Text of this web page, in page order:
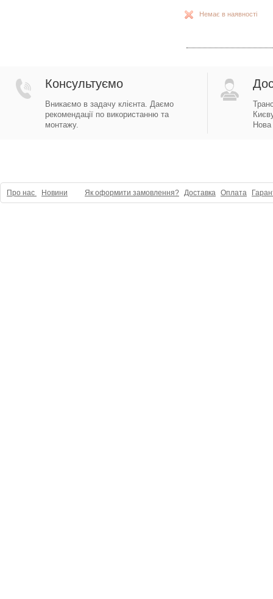
Немає в наявності
Консультуємо
Вникаємо в задачу клієнта. Даємо
рекомендації по використанню та
монтажу.
Про нас Новини Як оформити замовлення? Доставка Оплата